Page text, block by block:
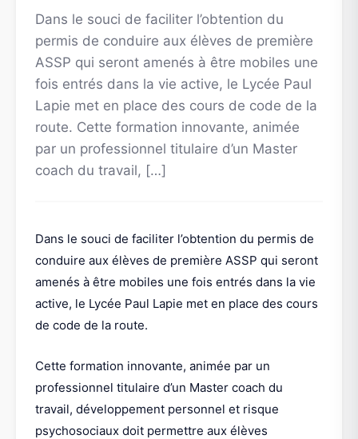
Dans le souci de faciliter l’obtention du
permis de conduire aux élèves de première
ASSP qui seront amenés à être mobiles une
fois entrés dans la vie active, le Lycée Paul
Lapie met en place des cours de code de la
route. Cette formation innovante, animée
par un professionnel titulaire d’un Master
coach du travail, […]
Dans le souci de faciliter l’obtention du permis de
conduire aux élèves de première ASSP qui seront
amenés à être mobiles une fois entrés dans la vie
active, le Lycée Paul Lapie met en place des cours
de code de la route.
Cette formation innovante, animée par un
professionnel titulaire d’un Master coach du
travail, développement personnel et risque
psychosociaux doit permettre aux élèves